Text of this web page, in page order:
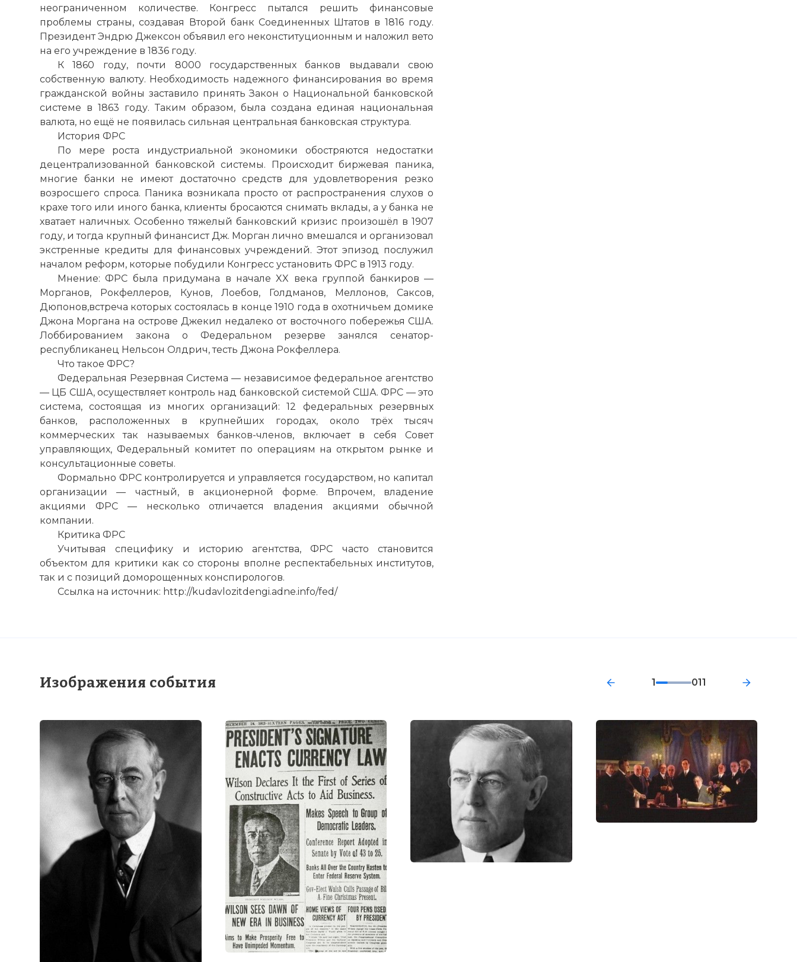
неограниченном количестве. Конгресс пытался решить финансовые
проблемы страны, создавая Второй банк Соединенных Штатов в 1816 году.
Президент Эндрю Джексон объявил его неконституционным и наложил вето
на его учреждение в 1836 году.
К 1860 году, почти 8000 государственных банков выдавали свою
собственную валюту. Необходимость надежного финансирования во время
гражданской войны заставило принять Закон о Национальной банковской
системе в 1863 году. Таким образом, была создана единая национальная
валюта, но ещё не появилась сильная центральная банковская структура.
История ФРС
По мере роста индустриальной экономики обостряются недостатки
децентрализованной банковской системы. Происходит биржевая паника,
многие банки не имеют достаточно средств для удовлетворения резко
возросшего спроса. Паника возникала просто от распространения слухов о
крахе того или иного банка, клиенты бросаются снимать вклады, а у банка не
хватает наличных. Особенно тяжелый банковский кризис произошёл в 1907
году, и тогда крупный финансист Дж. Морган лично вмешался и организовал
экстренные кредиты для финансовых учреждений. Этот эпизод послужил
началом реформ, которые побудили Конгресс установить ФРС в 1913 году.
Мнение: ФРС была придумана в начале XX века группой банкиров —
Морганов, Рокфеллеров, Кунов, Лоебов, Голдманов, Меллонов, Саксов,
Дюпонов,встреча которых состоялась в конце 1910 года в охотничьем домике
Джона Моргана на острове Джекил недалеко от восточного побережья США.
Лоббированием закона о Федеральном резерве занялся сенатор-
республиканец Нельсон Олдрич, тесть Джона Рокфеллера.
Что такое ФРС?
Федеральная Резервная Система — независимое федеральное агентство
— ЦБ США, осуществляет контроль над банковской системой США. ФРС — это
система, состоящая из многих организаций: 12 федеральных резервных
банков, расположенных в крупнейших городах, около трёх тысяч
коммерческих так называемых банков-членов, включает в себя Совет
управляющих, Федеральный комитет по операциям на открытом рынке и
консультационные советы.
Формально ФРС контролируется и управляется государством, но капитал
организации — частный, в акционерной форме. Впрочем, владение
акциями ФРС — несколько отличается владения акциями обычной
компании.
Критика ФРС
Учитывая специфику и историю агентства, ФРС часто становится
объектом для критики как со стороны вполне респектабельных институтов,
так и с позиций доморощенных конспирологов.
Ссылка на источник: http://kudavlozitdengi.adne.info/fed/
Изображения события 1 011